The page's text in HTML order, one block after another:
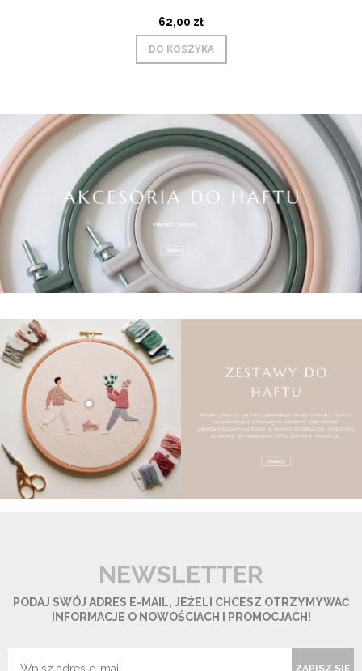
62,00 zł
DO KOSZYKA
NEWSLETTER
PODAJ SWÓJ ADRES E-MAIL, JEŻELI CHCESZ OTRZYMYWAĆ
INFORMACJE O NOWOŚCIACH I PROMOCJACH!
ZAPISZ SIĘ